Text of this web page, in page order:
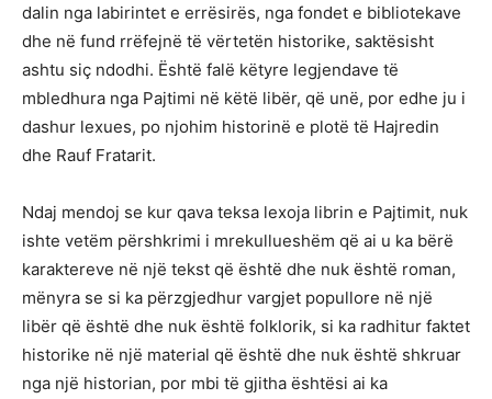
dalin nga labirintet e errësirës, nga fondet e bibliotekave
dhe në fund rrëfejnë të vërtetën historike, saktësisht
ashtu siç ndodhi. Është falë këtyre legjendave të
mbledhura nga Pajtimi në këtë libër, që unë, por edhe ju i
dashur lexues, po njohim historinë e plotë të Hajredin
dhe Rauf Fratarit.
Ndaj mendoj se kur qava teksa lexoja librin e Pajtimit, nuk
ishte vetëm përshkrimi i mrekullueshëm që ai u ka bërë
karaktereve në një tekst që është dhe nuk është roman,
mënyra se si ka përzgjedhur vargjet popullore në një
libër që është dhe nuk është folklorik, si ka radhitur faktet
historike në një material që është dhe nuk është shkruar
nga një historian, por mbi të gjitha ështësi ai ka